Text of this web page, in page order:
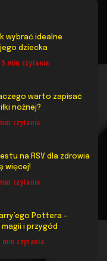
wybrać idealne
dziecka
5 min czytania
warto zapisać
nożnej?
czytania
na RSV dla zdrowia
więcej!
czytania
Pottera –
i przygód
min czytania